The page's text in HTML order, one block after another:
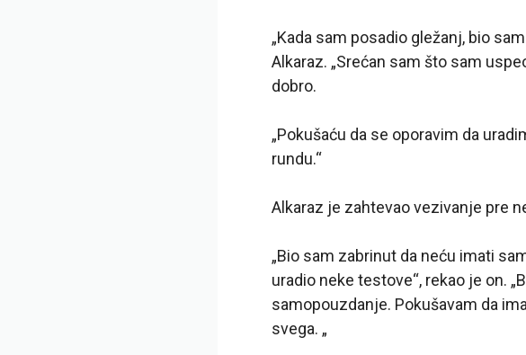
„Kada sam posadio gležanj, bio
Alkaraz. „Srećan sam što sam
dobro.
„Pokušaću da se oporavim da
rundu.“
Alkaraz je zahtevao vezivanje pre
„Bio sam zabrinut da neću imati
uradio neke testove“, rekao je on.
samopouzdanje. Pokušavam da
svega. „